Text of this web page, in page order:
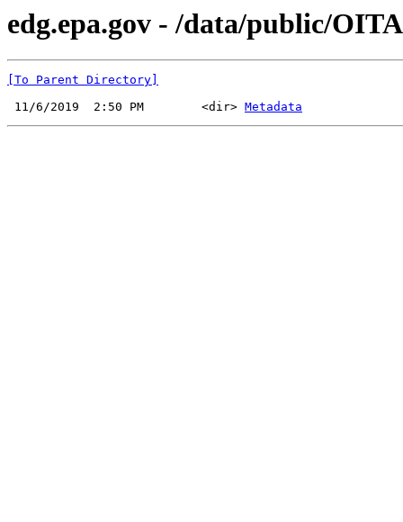
edg.epa.gov - /data/public/
[To Parent Directory]
11/6/2019  2:50 PM        <dir> Metadata